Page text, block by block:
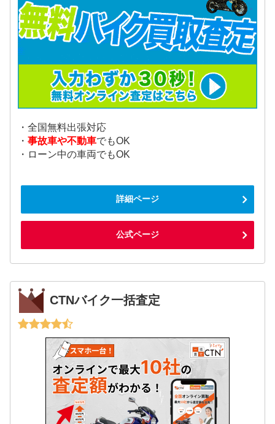
・全国無料出張対応
・事故車や不動車でもOK
・ローン中の車両でもOK
詳細ページ
公式ページ
CTNバイク一括査定